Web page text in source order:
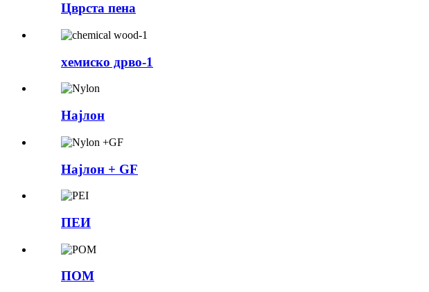
Цврста пена
хемиско дрво-1
Најлон
Најлон + GF
ПЕИ
ПОМ